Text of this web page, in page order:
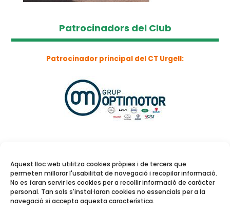
Aquest lloc web utilitza cookies pròpies i de tercers que
permeten millorar l'usabilitat de navegació i recopilar informació.
No es faran servir les cookies per a recollir informació de caràcter
personal. Tan sols s'instal·laran cookies no essencials per a la
navegació si accepta aquesta característica.
Patrocinadors del Club
Patrocinador principal del CT Urgell: